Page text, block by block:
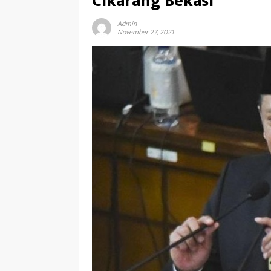
Admin
November 27, 2021